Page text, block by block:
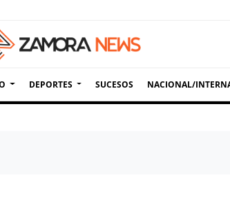
DEPORTES SUCESOS NACIONAL/